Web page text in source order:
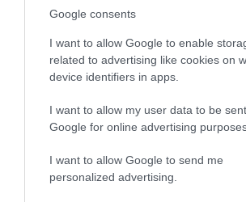
Google consents
I want to allow Google to enable
related to advertising like cookies on
device identifiers in apps.
I want to allow my user data to be
Google for online advertising
I want to allow Google to send me
personalized advertising.
között pedig 100 km/h-ra.
A pályán elérhető sebesség
vonatbefolyásoló rendszer üzembe
követően lesz lehetséges, ez az
van folyamatban:
Boba – Bajánsenye
Ferencváros – Monor – Szajol –